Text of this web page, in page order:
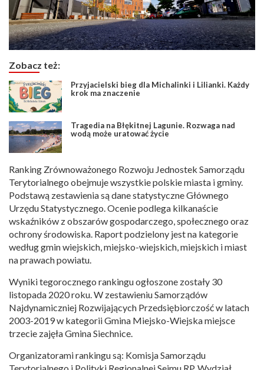
Zobacz też:
Przyjacielski bieg dla Michalinki i Lilianki. Każdy
krok ma znaczenie
Tragedia na Błękitnej Lagunie. Rozwaga nad
wodą może uratować życie
Ranking Zrównoważonego Rozwoju Jednostek Samorządu
Terytorialnego obejmuje wszystkie polskie miasta i gminy.
Podstawą zestawienia są dane statystyczne Głównego
Urzędu Statystycznego. Ocenie podlega kilkanaście
wskaźników z obszarów gospodarczego, społecznego oraz
ochrony środowiska. Raport podzielony jest na kategorie
według gmin wiejskich, miejsko-wiejskich, miejskich i miast
na prawach powiatu.
Wyniki tegorocznego rankingu ogłoszone zostały 30
listopada 2020 roku. W zestawieniu Samorządów
Najdynamiczniej Rozwijających Przedsiębiorczość w latach
2003-2019 w kategorii Gmina Miejsko-Wiejska miejsce
trzecie zajęła Gmina Siechnice.
Organizatorami rankingu są: Komisja Samorządu